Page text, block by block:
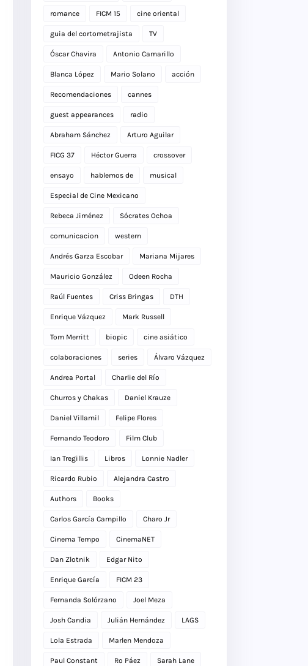
romance FICM 15 cine oriental
guia del cortometrajista TV
Óscar Chavira Antonio Camarillo
Blanca López Mario Solano acción
Recomendaciones cannes
guest appearances radio
Abraham Sánchez Arturo Aguilar
FICG 37 Héctor Guerra crossover
ensayo hablemos de musical
Especial de Cine Mexicano
Rebeca Jiménez Sócrates Ochoa
comunicacion western
Andrés Garza Escobar Mariana Mijares
Mauricio González Odeen Rocha
Raúl Fuentes Criss Bringas DTH
Enrique Vázquez Mark Russell
Tom Merritt biopic cine asiático
colaboraciones series Álvaro Vázquez
Andrea Portal Charlie del Río
Churros y Chakas Daniel Krauze
Daniel Villamil Felipe Flores
Fernando Teodoro Film Club
Ian Tregillis Libros Lonnie Nadler
Ricardo Rubio Alejandra Castro
Authors Books
Carlos García Campillo Charo Jr
Cinema Tempo CinemaNET
Dan Zlotnik Edgar Nito
Enrique García FICM 23
Fernanda Solórzano Joel Meza
Josh Candia Julián Hernández LAGS
Lola Estrada Marlen Mendoza
Paul Constant Ro Páez Sarah Lane